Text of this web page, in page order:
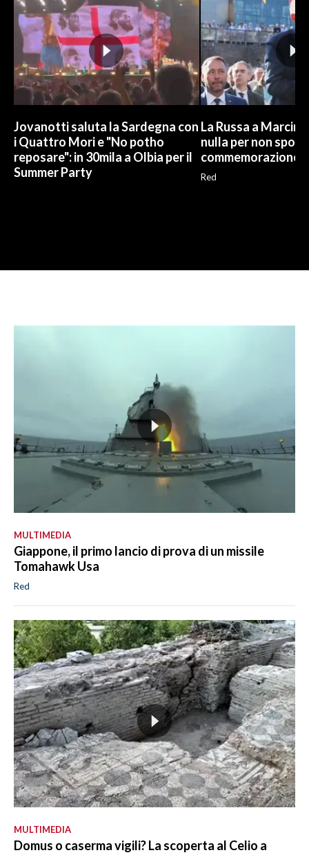
Jovanotti saluta la Sardegna con
i Quattro Mori e "No potho
reposare": in 30mila a Olbia per il
Summer Party
La Russa a
nulla per non
commemorazione
Red
MULTIMEDIA
Giappone, il primo lancio di prova di un missile
Tomahawk Usa
Red
MULTIMEDIA
Domus o caserma vigili? La scoperta al Celio a